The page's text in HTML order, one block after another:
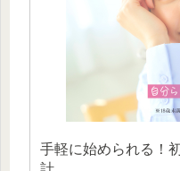
手軽に始められる！